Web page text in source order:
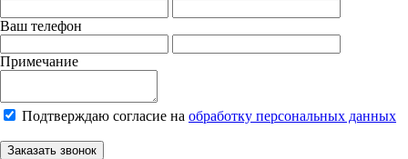
Ваш телефон
Примечание
Подтверждаю согласие на обработку персональных данных
Заказать звонок